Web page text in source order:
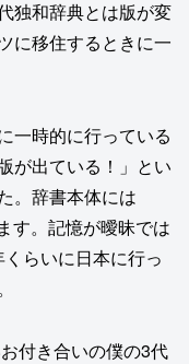
独和辞典とは版が変
に移住するときに一
一時的に行っている
が出ている！」とい
。辞書本体には
す。記憶が曖昧では
らいに日本に行っ
付き合いの僕の3代